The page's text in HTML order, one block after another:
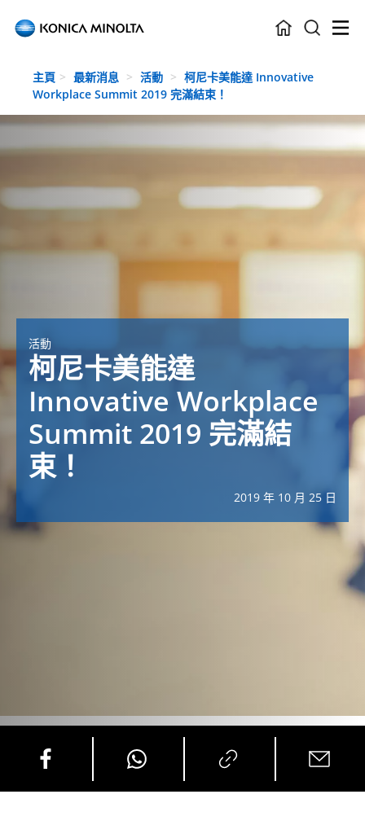
Skip to main content
主頁 最新消息 活動
柯尼卡美能達 Innovative
Workplace Summit 2019 完滿結束！
活動
柯尼卡美能達
Innovative Workplace
Summit 2019 完滿結
束！
2019 年 10 月 25 日